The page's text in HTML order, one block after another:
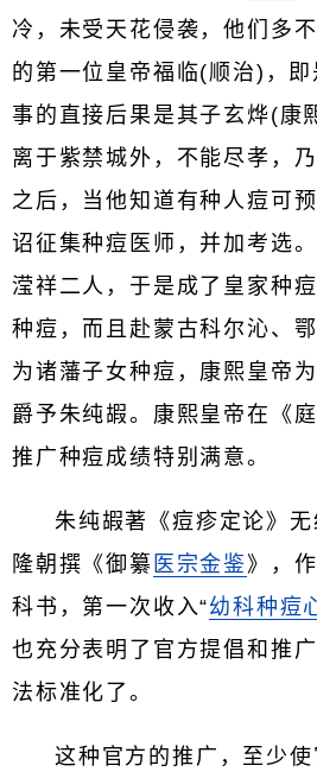
冷，未受天花侵袭，他们多
的第一位皇帝福临(顺治)，
事的直接后果是其子玄烨(康
离于紫禁城外，不能尽孝，
之后，当他知道有种人痘可
诏征集种痘医师，并加考选
滢祥二人，于是成了皇家种
种痘，而且赴蒙古科尔沁、
为诸藩子女种痘，康熙皇帝
爵予朱纯嘏。康熙皇帝在《
推广种痘成绩特别满意。
朱纯嘏著《痘疹定论》
隆朝撰《御纂 医宗金鉴》，
科书，第一次收入“幼科种痘
也充分表明了官方提倡和推
法标准化了。
这种官方的推广，至少